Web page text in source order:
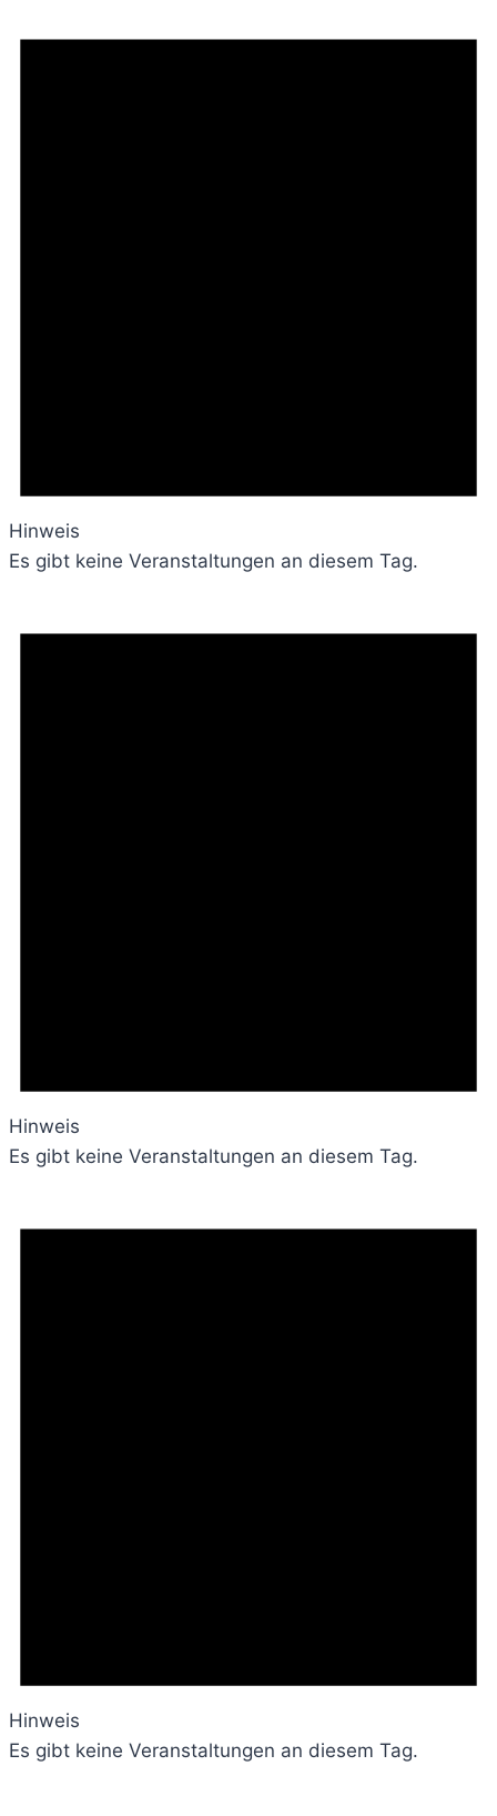
Hinweis
Es gibt keine Veranstaltungen an diesem Tag.
Hinweis
Es gibt keine Veranstaltungen an diesem Tag.
Hinweis
Es gibt keine Veranstaltungen an diesem Tag.